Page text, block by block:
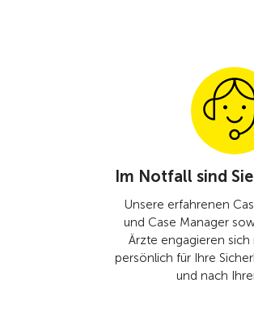
Im Notfall sind
Unsere erfahrenen
und Case Manager
Ärzte engagieren sich
persönlich für Ihre
und nach